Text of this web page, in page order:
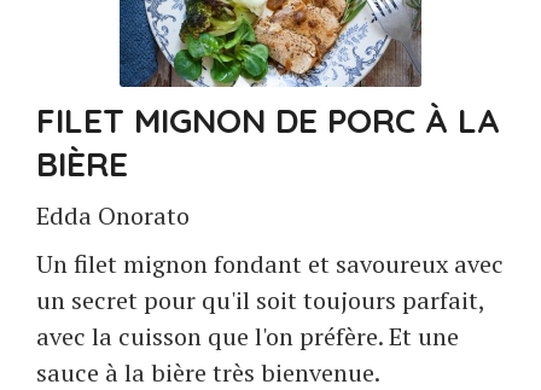
FILET MIGNON DE PORC À LA
BIÈRE
Edda Onorato
Un filet mignon fondant et savoureux avec
un secret pour qu'il soit toujours parfait,
avec la cuisson que l'on préfère. Et une
sauce à la bière très bienvenue.